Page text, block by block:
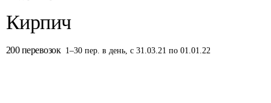
Кирпич
200 перевозок 1–30 пер. в день,с 31.03.21 по 01.01.22